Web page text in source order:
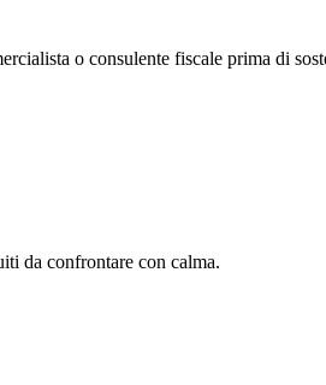
o consulente fiscale prima di
da confrontare con calma.